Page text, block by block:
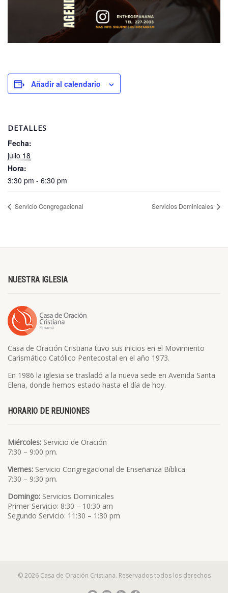
Añadir al calendario
DETALLES
Fecha:
julio 18
Hora:
3:30 pm - 6:30 pm
Servicio Congregacional Servicios Dominicales
NUESTRA IGLESIA
Casa de Oración Cristiana tuvo sus inicios en el Movimiento
Carismático Católico Pentecostal en el año 1973.
En 1986 la iglesia se trasladó a la nueva sede en Avenida Santa
Elena, donde hemos estado hasta el día de hoy.
HORARIO DE REUNIONES
Miércoles: Servicio de Oración
7:30 – 9:00 pm.
Viernes: Servicio Congregacional de Enseñanza Bíblica
7:30 – 9:30 pm.
Domingo: Servicios Dominicales
Primer Servicio: 8:30 – 10:30 am
Segundo Servicio: 11:30 – 1:30 pm
© 2026 Casa de Oración Cristiana. Reservados todos los derechos